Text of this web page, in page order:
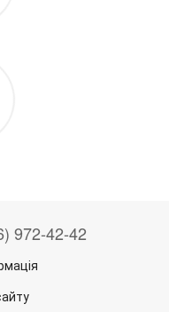
972-42-42